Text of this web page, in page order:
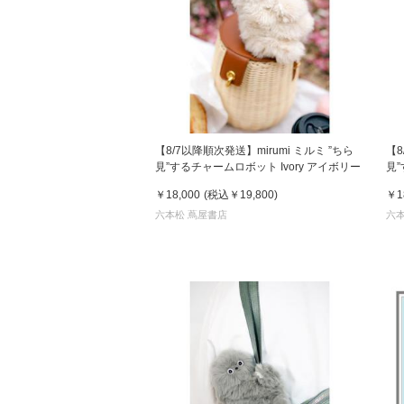
【8/7以降順次発送】mirumi ミルミ ”ちら
見”するチャームロボット Ivory アイボリー
￥18,000 (税込 ￥19,800)
六本松 蔦屋書店
見
￥
六